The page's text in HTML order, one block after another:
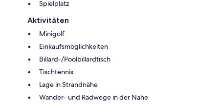
Spielplatz
Aktivitäten
Minigolf
Einkaufsmöglichkeiten
Billard-/Poolbillardtisch
Tischtennis
Lage in Strandnähe
Wander- und Radwege in der Nähe